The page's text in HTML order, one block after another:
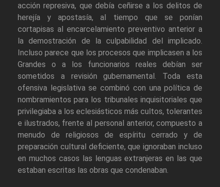
acción represiva, que debía ceñirse a los delitos de
herejía y apostasía, al tiempo que se ponían
cortapisas al encarcelamiento preventivo anterior a
la demostración de la culpabilidad del implicado.
Incluso parece que los procesos que implicasen a los
Grandes o a los funcionarios reales debían ser
sometidos a revisión gubernamental. Toda esta
ofensiva legislativa se combinó con una política de
nombramientos para los tribunales inquisitoriales que
privilegiaba a los eclesiásticos más cultos, tolerantes
e ilustrados, frente al personal anterior, compuesto a
menudo de religiosos de espíritu cerrado y de
preparación cultural deficiente, que ignoraban incluso
en muchos casos las lenguas extranjeras en las que
estaban escritas las obras que condenaban.